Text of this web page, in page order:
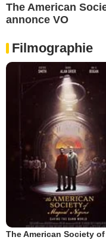
The American
annonce VO
Filmographie